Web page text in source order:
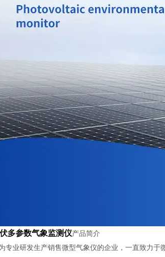
多参数气象监测仪产品简介
专业研发生产销售微型气象仪的企业，一直致力